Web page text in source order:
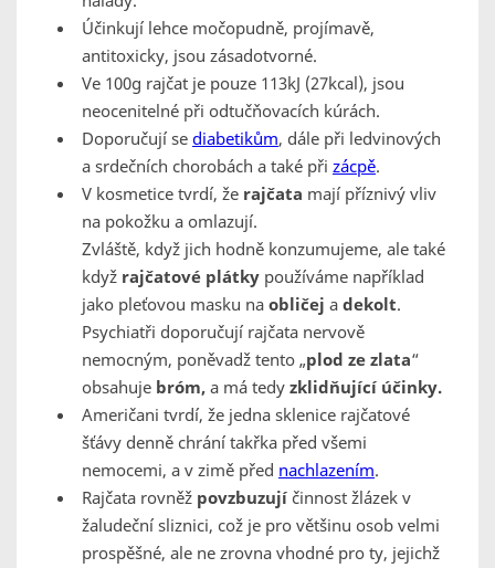
Účinkují lehce močopudně, projímavě,
antitoxicky, jsou zásadotvorné.
Ve 100g rajčat je pouze 113kJ (27kcal), jsou
neocenitelné při odtučňovacích kúrách.
Doporučují se diabetikům, dále při ledvinových
a srdečních chorobách a také při zácpě.
V kosmetice tvrdí, že rajčata mají příznivý vliv
na pokožku a omlazují.
Zvláště, když jich hodně konzumujeme, ale také
když rajčatové plátky používáme například
jako pleťovou masku na obličej a dekolt.
Psychiatři doporučují rajčata nervově
nemocným, poněvadž tento „plod ze zlata“
obsahuje bróm, a má tedy zklidňující účinky.
Američani tvrdí, že jedna sklenice rajčatové
šťávy denně chrání takřka před všemi
nemocemi, a v zimě před nachlazením.
Rajčata rovněž povzbuzují činnost žlázek v
žaludeční sliznici, což je pro většinu osob velmi
prospěšné, ale ne zrovna vhodné pro ty, jejichž